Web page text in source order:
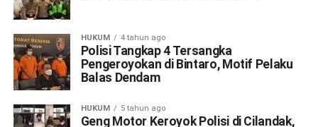
HUKUM 4 tahun ago
Polisi Tangkap 4 Tersangka
Pengeroyokan di Bintaro, Motif Pelaku
Balas Dendam
HUKUM 5 tahun ago
Geng Motor Keroyok Polisi di Cilandak,